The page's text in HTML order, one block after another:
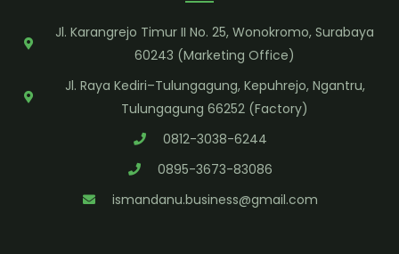
Jl. Karangrejo Timur II No. 25, Wonokromo, Surabaya
60243 (Marketing Office)
Jl. Raya Kediri–Tulungagung, Kepuhrejo, Ngantru,
Tulungagung 66252 (Factory)
0812-3038-6244
0895-3673-83086
ismandanu.business@gmail.com